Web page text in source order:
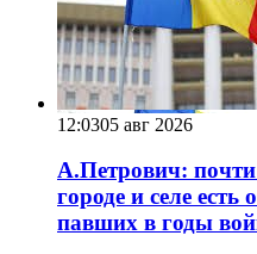
12:0305 авг 2026
А.Петрович:
городе и селе есть
павших в годы